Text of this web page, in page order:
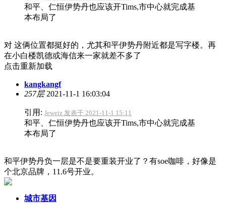
和平、仁恒伊势丹也应该开Tims,市中心就完成基
本布局了
对 这俩位置都挺好的，尤其和平伊势丹附近都是写字楼。再
在小白楼凯德或海信来一家就差不多了
点击重新加载
kangkangf
257层2021-11-1 16:03:04
引用: Jeweiz 发表于 2021-11-1 15:11
和平、仁恒伊势丹也应该开Tims,市中心就完成基
本布局了
和平伊势丹负一层是不是要重装开业了？有soe咖啡，好像是
个北京品牌，11.6号开业。
城市基因